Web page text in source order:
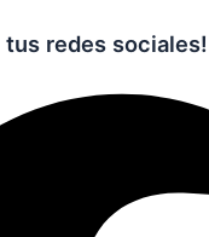
tus redes sociales!